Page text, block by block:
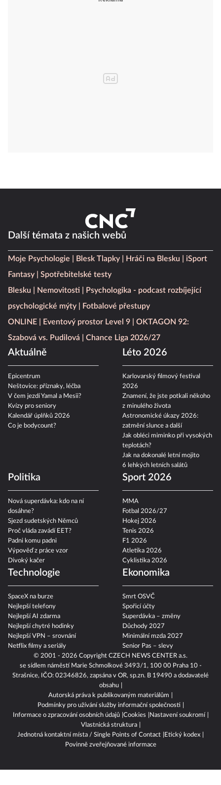
© 2001 - 2026 Copyright CZECH NEWS CENTER a.s.
se sídlem náměstí Marie Schmolkové 3493/1, 100 00 Praha 10 -
Strašnice, IČO: 02346826, zapsána v OR, sp.zn. B 19490 a dodavatelé
obsahu
Autorská práva k publikovaným materiálům
Podmínky pro užívání služby informační společnosti
Informace o zpracování osobních údajů Cookies
Nastavení soukromí
Vlastnická struktura
Jednotná kontaktní místa / Single Points of Contact
Etický kodex
Povinně zveřejňované informace
Další témata z našich webů
Moje Psychologie Blesk Tlapky Hráči na Blesku
iSport
Fantasy
Spotřebitelské testy
Blesku
Nemovitosti
Psychologika - podcast rozbíjející
psychologické mýty
Fotbalové přestupy
ONLINE
Eventový prostor Level 9
OKTAGON 92:
Szabová vs. Pudilová
Chance Liga 2026/27
Aktuálně
Epicentrum
Neštovice: příznaky, léčba
V čem jezdí Yamal a Mesii?
Kvízy pro seniory
Kalendář úplňků 2026
Co je bodycount?
Léto 2026
Karlovarský filmový festival
2026
Znamení, že jste potkali někoho
z minulého života
Astronomické úkazy 2026:
zatmění slunce a další
Jak obléci miminko při vysokých
teplotách?
Jak na dokonalé letní mojito
6 lehkých letních salátů
Politika
Nová superdávka: kdo na ní
dosáhne?
Sjezd sudetských Němců
Proč vláda zavádí EET?
Padni komu padni
Výpověď z práce vzor
Divoký kačer
Sport 2026
MMA
Fotbal 2026/27
Hokej 2026
Tenis 2026
F1 2026
Atletika 2026
Cyklistika 2026
Technologie
SpaceX na burze
Nejlepší telefony
Nejlepší AI zdarma
Nejlepší chytré hodinky
Nejlepší VPN – srovnání
Netflix filmy a seriály
Ekonomika
Smrt OSVČ
Spořicí účty
Superdávka – změny
Důchody 2027
Minimální mzda 2027
Senior Pas – slevy